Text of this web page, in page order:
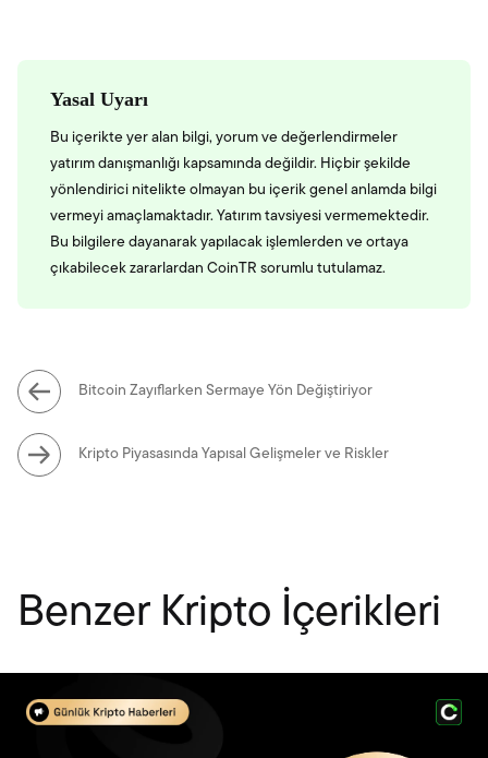
Yasal Uyarı
Bu içerikte yer alan bilgi, yorum ve değerlendirmeler
yatırım danışmanlığı kapsamında değildir. Hiçbir şekilde
yönlendirici nitelikte olmayan bu içerik genel anlamda bilgi
vermeyi amaçlamaktadır. Yatırım tavsiyesi vermemektedir.
Bu bilgilere dayanarak yapılacak işlemlerden ve ortaya
çıkabilecek zararlardan CoinTR sorumlu tutulamaz.
Bitcoin Zayıflarken Sermaye Yön Değiştiriyor
Kripto Piyasasında Yapısal Gelişmeler ve Riskler
Benzer Kripto İçerikleri